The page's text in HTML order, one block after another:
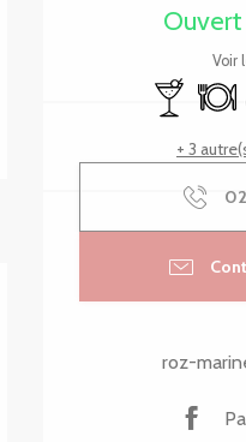
Ouvert
Voir
Bar /
+ 3
roz-